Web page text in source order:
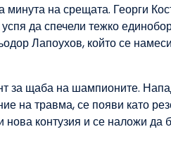
на срещата. Георги
да спечели тежко
Лапоухов, който се
за щаба на шампионите.
на травма, се появи като
контузия и се наложи да